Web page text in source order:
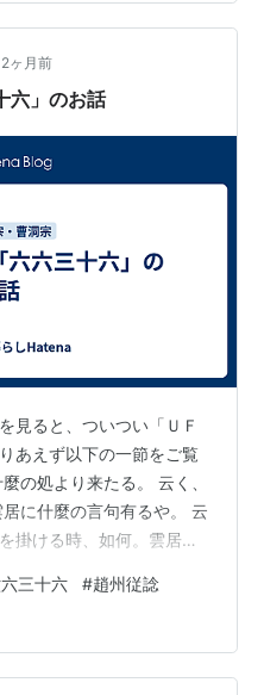
れ藤枯れて後如何。上ら
語を深く信ずる故なり。
』文永11年（1274）、写
ている「此の意」という
2ヶ月前
六」のお話
見ると、ついつい「ＵＦ
あえず以下の一節をご覧
の処より来たる。 云く、
に什麼の言句有るや。 云
掛ける時、如何。雲居云
何。 師云く、九九八十
真際禅師語録之余」 趙州
或る時、僧に向かって
は「雲居（道膺）のとこ
三十六 #趙州従諗